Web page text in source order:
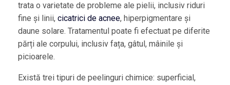
trata o varietate de probleme ale pielii, inclusiv riduri
fine și linii, cicatrici de acnee, hiperpigmentare și
daune solare. Tratamentul poate fi efectuat pe diferite
părți ale corpului, inclusiv fața, gâtul, mâinile și
picioarele.
Există trei tipuri de peelinguri chimice: superficial,